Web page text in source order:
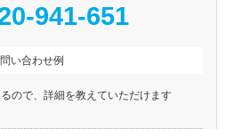
941-651
い合わせ例
ので、詳細を教えていただけます